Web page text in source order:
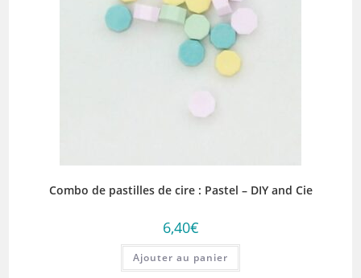
Combo de pastilles de cire : Pastel – DIY and Cie
6,40€
Ajouter au panier